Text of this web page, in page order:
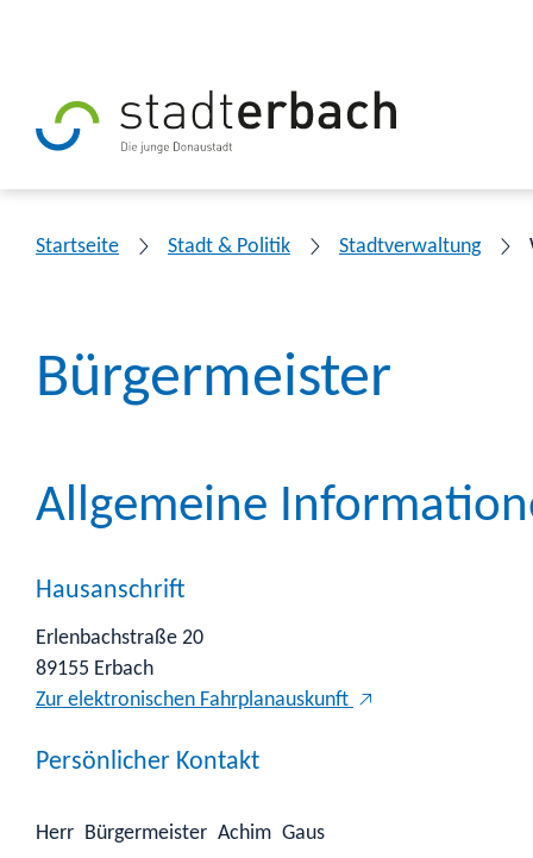
Startseite Stadt & Politik Stadtverwaltung
Bürgermeister
Allgemeine
Hausanschrift
Erlenbachstraße 20
89155 Erbach
Zur elektronischen Fahrplanauskunft
Persönlicher Kontakt
Herr Bürgermeister Achim Gaus